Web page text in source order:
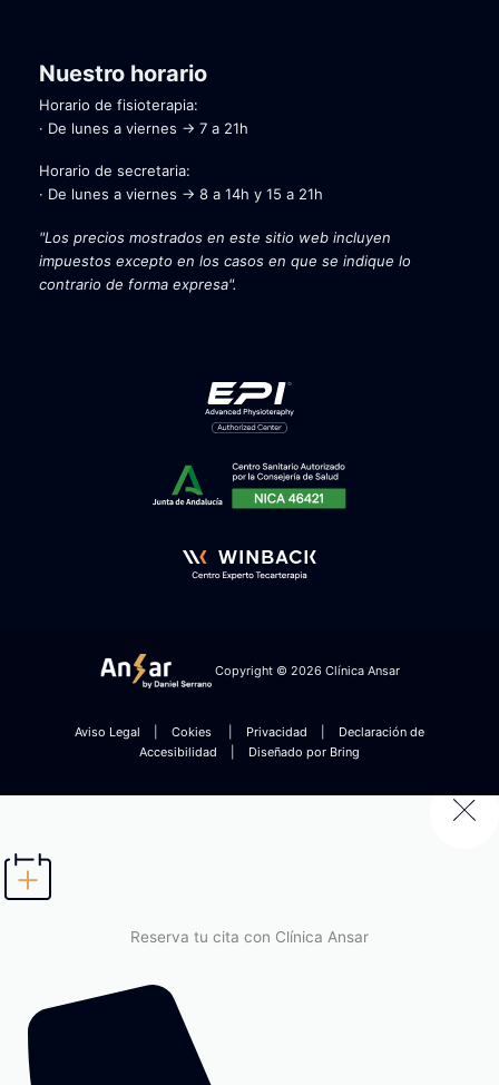
Nuestro horario
Horario de fisioterapia:
· De lunes a viernes → 7 a 21h
Horario de secretaria:
· De lunes a viernes → 8 a 14h y 15 a 21h
"Los precios mostrados en este sitio web incluyen
impuestos excepto en los casos en que se indique lo
contrario de forma expresa".
Copyright © 2026 Clínica Ansar
Aviso Legal Cokies Privacidad
Declaración de
Accesibilidad
Diseñado por Bring
Reserva tu cita con Clínica Ansar